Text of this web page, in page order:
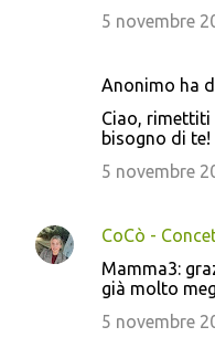
5 novembre
Anonimo ha
Ciao,
bisogno di
5 novembre
CoCò -
Mamma3:
già molto
5 novembre